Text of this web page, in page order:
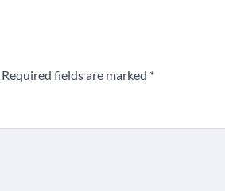
Required fields are marked *